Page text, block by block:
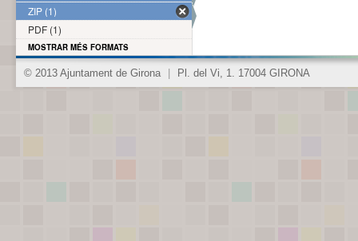
ZIP (1)
PDF (1)
MOSTRAR MÉS FORMATS
© 2013 Ajuntament de Girona Pl. del Vi, 1. 17004 GIRONA